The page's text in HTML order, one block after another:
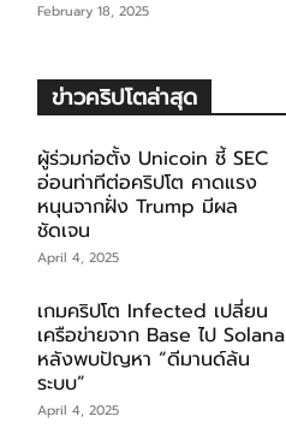
February 18, 2025
ข่าวคริปโตล่าสุด
ผู้ร่วมก่อตั้ง Unicoin ชี้ SEC
อ่อนท่าทีต่อคริปโต คาดแรง
หนุนจากฝั่ง Trump มีผล
ชัดเจน
April 4, 2025
เกมคริปโต Infected เปลี่ยน
เครือข่ายจาก Base ไป Solana
หลังพบปัญหา “ดีมานด์ล้น
ระบบ”
April 4, 2025